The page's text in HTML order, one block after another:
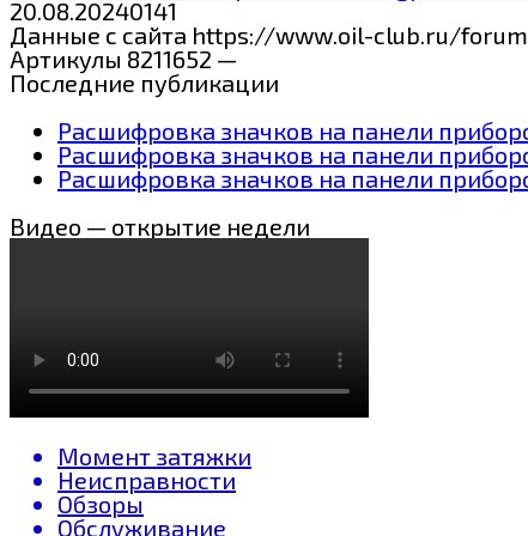
20.08.20240141
Данные с сайта https://www.oil-club.ru/
Артикулы 8211652 —
Последние публикации
Расшифровка значков на панели
Расшифровка значков на панели
Расшифровка значков на панели
Видео — открытие недели
Момент затяжки
Неисправности
Обзоры
Обслуживание